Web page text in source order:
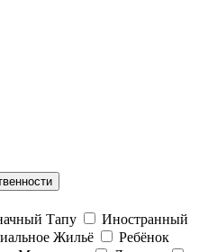
Тапу
Иностранный
Жильё
Ребёнок